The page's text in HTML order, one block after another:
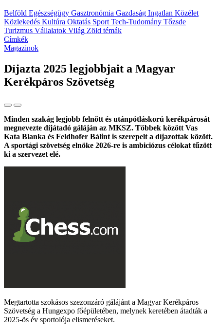
Belföld Egészségügy Gasztronómia Gazdaság Ingatlan Közélet
Közlekedés Kultúra Oktatás Sport Tech-Tudomány Tőzsde
Turizmus Vállalatok Világ Zöld témák
Címkék
Magazinok
Díjazta 2025 legjobbjait a Magyar
Kerékpáros Szövetség
Minden szakág legjobb felnőtt és utánpótláskorú kerékpárosát
megnevezte díjátadó gáláján az MKSZ. Többek között Vas
Kata Blanka és Feldhofer Bálint is szerepelt a díjazottak között.
A sportági szövetség elnöke 2026-re is ambiciózus célokat tűzött
ki a szervezet elé.
Megtartotta szokásos szezonzáró gálájánt a Magyar Kerékpáros
Szövetség a Hungexpo főépületében, melynek keretében átadták a
2025-ös év sportolója elismeréseket.